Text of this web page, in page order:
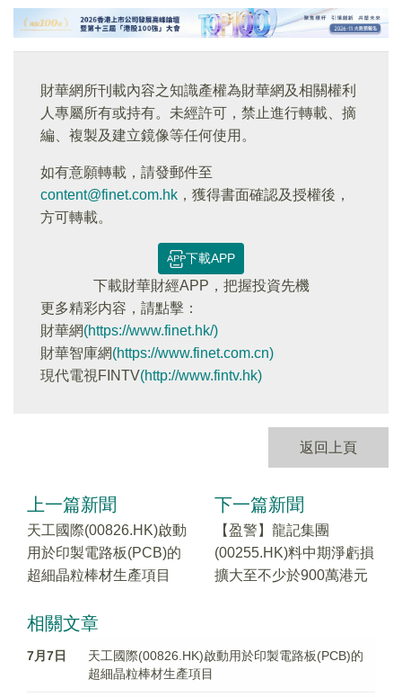
財華網所刊載內容之知識產權為財華網及相關權利
人專屬所有或持有。未經許可，禁止進行轉載、摘
編、複製及建立鏡像等任何使用。
如有意願轉載，請發郵件至
content@finet.com.hk ，獲得書面確認及授權後，
方可轉載。
下載APP
下載財華財經APP，把握投資先機
更多精彩内容，請點擊：
財華網(https://www.finet.hk/)
財華智庫網(https://www.finet.com.cn)
現代電視FINTV(http://www.fintv.hk)
返回上頁
上一篇新聞
天工國際(00826.HK)啟動
用於印製電路板(PCB)的
超細晶粒棒材生產項目
下一篇新聞
【盈警】龍記集團
(00255.HK)料中期淨虧損
擴大至不少於900萬港元
相關文章
7月7日
天工國際(00826.HK)啟動用於印製電路板(PCB)的
超細晶粒棒材生產項目